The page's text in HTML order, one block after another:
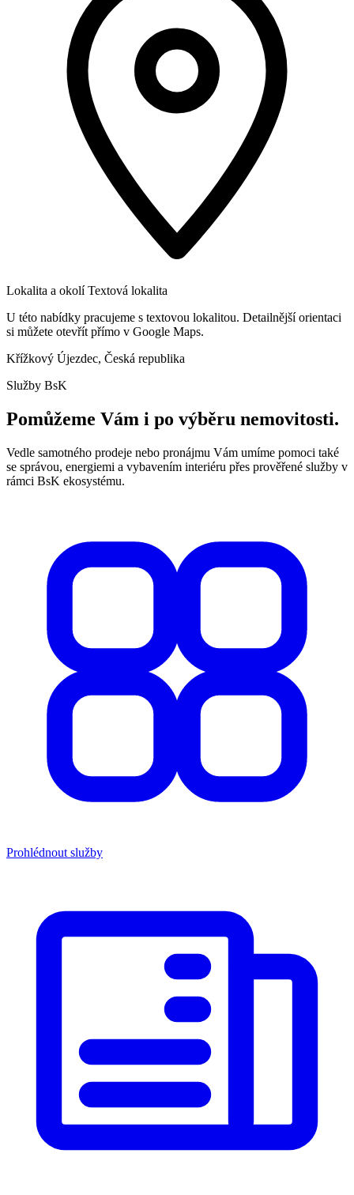
Lokalita a okolí Textová lokalita
U této nabídky pracujeme s textovou lokalitou. Detailnější orientaci
si můžete otevřít přímo v Google Maps.
Křížkový Újezdec, Česká republika
Služby BsK
Pomůžeme Vám i po výběru nemovitosti.
Vedle samotného prodeje nebo pronájmu Vám umíme pomoci také
se správou, energiemi a vybavením interiéru přes prověřené služby v
rámci BsK ekosystému.
Prohlédnout služby